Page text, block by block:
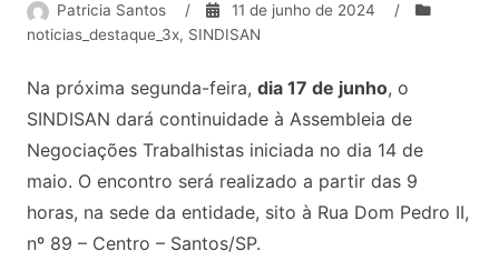
Patricia Santos / 11 de junho de 2024
/
noticias_destaque_3x, SINDISAN
Na próxima segunda-feira, dia 17 de junho, o
SINDISAN dará continuidade à Assembleia de
Negociações Trabalhistas iniciada no dia 14 de
maio. O encontro será realizado a partir das 9
horas, na sede da entidade, sito à Rua Dom Pedro II,
nº 89 – Centro – Santos/SP.